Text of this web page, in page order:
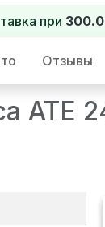
при
Отзывы
ATE